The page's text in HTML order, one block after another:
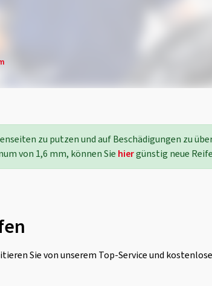
zu putzen und auf Beschädigungen zu
von 1,6 mm, können Sie hiergünstig neue
Sie von unserem Top-Service und